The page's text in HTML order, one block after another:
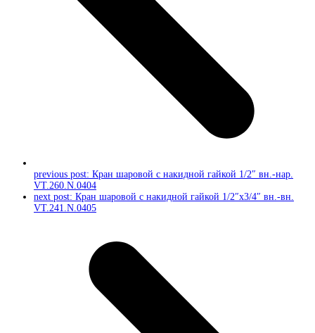
previous post: Кран шаровой с накидной гайкой 1/2″ вн.-нар.
VT.260.N.0404
next post: Кран шаровой с накидной гайкой 1/2″x3/4″ вн.-вн.
VT.241.N.0405